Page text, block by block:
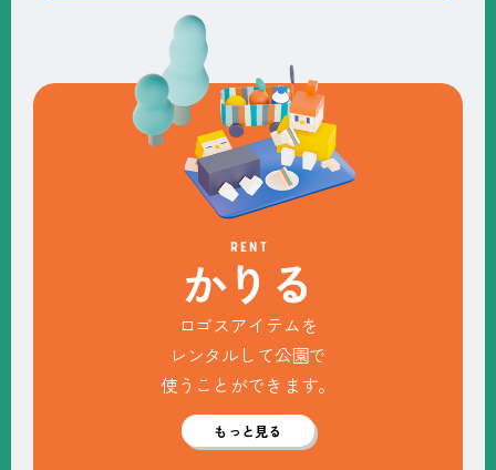
RENT
かり る
ロゴスアイテムを
レンタルして公園で
使うことができます。
もっと見る